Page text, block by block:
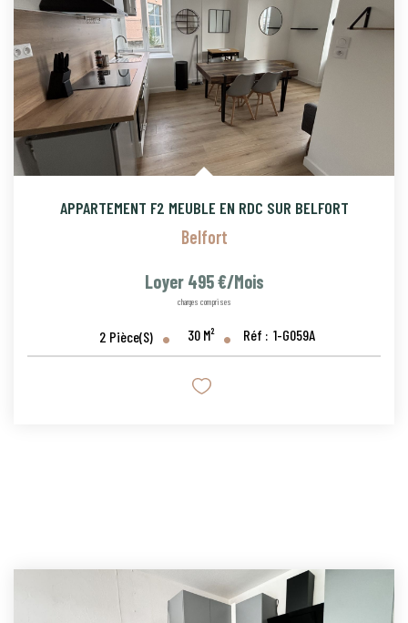
APPARTEMENT F2 MEUBLE EN RDC SUR BELFORT
Belfort
Loyer 495 €/mois
charges comprises
2 Pièce(s) 30 M² Réf : 1-G059A